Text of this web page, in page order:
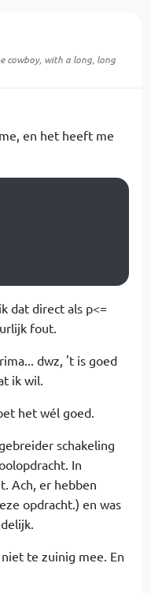
cowboy, with a long, long
en het heeft me
dat direct als p<=
fout.
dwz, 't is goed
ik wil.
het wél goed.
schakeling
In
Ach, er hebben
opdracht.) en was
te zuinig mee. En